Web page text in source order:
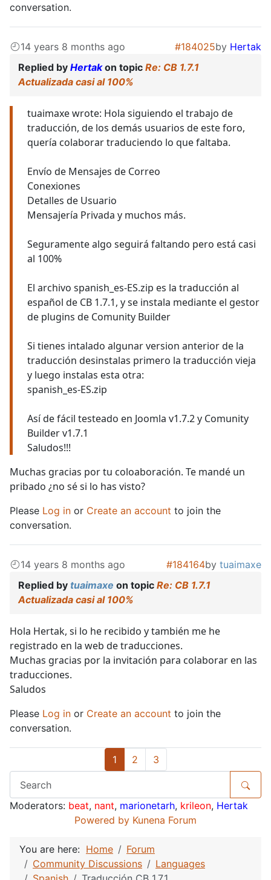
conversation.
14 years 8 months ago #184025by Hertak
Replied by Hertakon topic Re: CB 1.7.1
Actualizada casi al 100%
tuaimaxe wrote: Hola siguiendo el trabajo de
traducción, de los demás usuarios de este foro,
quería colaborar traduciendo lo que faltaba.
Envío de Mensajes de Correo
Conexiones
Detalles de Usuario
Mensajería Privada y muchos más.
Seguramente algo seguirá faltando pero está casi
al 100%
El archivo spanish_es-ES.zip es la traducción al
español de CB 1.7.1, y se instala mediante el gestor
de plugins de Comunity Builder
Si tienes intalado algunar version anterior de la
traducción desinstalas primero la traducción vieja
y luego instalas esta otra:
spanish_es-ES.zip
Así de fácil testeado en Joomla v1.7.2 y Comunity
Builder v1.7.1
Saludos!!!
Muchas gracias por tu coloaboración. Te mandé un
pribado ¿no sé si lo has visto?
Please Log in or Create an account to join the
conversation.
14 years 8 months ago #184164by tuaimaxe
Replied by tuaimaxe on topic Re: CB 1.7.1
Actualizada casi al 100%
Hola Hertak, si lo he recibido y también me he
registrado en la web de traducciones.
Muchas gracias por la invitación para colaborar en las
traducciones.
Saludos
Please Log in or Create an account to join the
conversation.
1 2 3
Moderators: beat, nant, marionetarh, krileon, Hertak
Powered by Kunena Forum
You are here: Home
Forum
Community Discussions
Languages